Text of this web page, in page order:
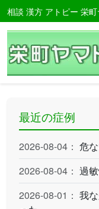
相談 漢方 アトピー 栄
最近の症例
2026-08-04： 危
2026-08-04： 過
2026-08-01： 我